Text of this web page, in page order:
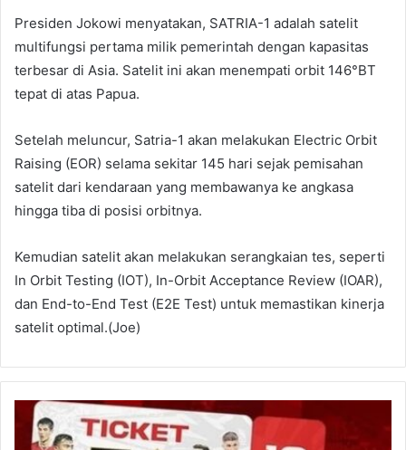
Presiden Jokowi menyatakan, SATRIA-1 adalah satelit
multifungsi pertama milik pemerintah dengan kapasitas
terbesar di Asia. Satelit ini akan menempati orbit 146°BT
tepat di atas Papua.
Setelah meluncur, Satria-1 akan melakukan Electric Orbit
Raising (EOR) selama sekitar 145 hari sejak pemisahan
satelit dari kendaraan yang membawanya ke angkasa
hingga tiba di posisi orbitnya.
Kemudian satelit akan melakukan serangkaian tes, seperti
In Orbit Testing (IOT), In-Orbit Acceptance Review (IOAR),
dan End-to-End Test (E2E Test) untuk memastikan kinerja
satelit optimal.(Joe)